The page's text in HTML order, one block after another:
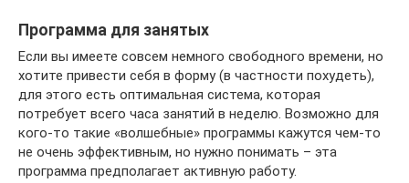
Программа для занятых
Если вы имеете совсем немного свободного времени, но
хотите привести себя в форму (в частности похудеть),
для этого есть оптимальная система, которая
потребует всего часа занятий в неделю. Возможно для
кого-то такие «волшебные» программы кажутся чем-то
не очень эффективным, но нужно понимать – эта
программа предполагает активную работу.